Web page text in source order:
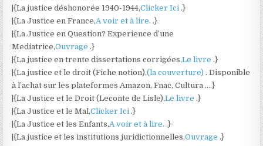
|{La justice déshonorée 1940-1944,Clicker Ici.}
|{La Justice en France,A voir et à lire..}
|{La Justice en Question? Experience d’une
Mediatrice,Ouvrage.}
|{La justice en trente dissertations corrigées,Le livre.}
|{La justice et le droit (Fiche notion),(la couverture). Disponible
à l’achat sur les plateformes Amazon, Fnac, Cultura ….}
|{La Justice et le Droit (Leconte de Lisle),Le livre.}
|{La Justice et le Mal,Clicker Ici.}
|{La Justice et les Enfants,A voir et à lire..}
|{La justice et les institutions juridictionnelles,Ouvrage.}